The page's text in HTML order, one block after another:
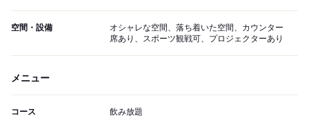
空間・設備
オシャレな空間、落ち着いた空間、カウンター
席あり、スポーツ観戦可、プロジェクターあり
メニュー
コース 飲み放題